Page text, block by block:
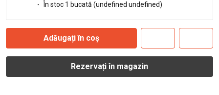
-
În stoc 1 bucată (undefined undefined)
Adăugați în coș
Rezervați în magazin